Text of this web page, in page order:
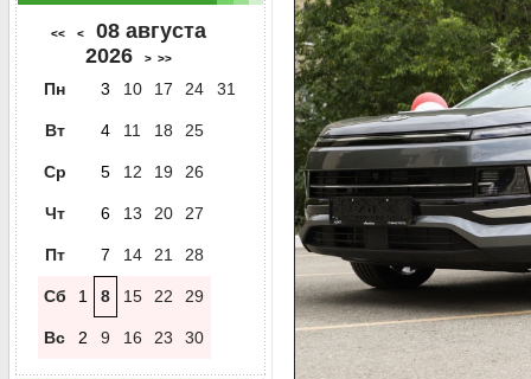
<< <
08 августа
2026
> >>
Пн 3 10 17 24 31
Вт 4 11 18 25
Ср 5 12 19 26
Чт 6 13 20 27
Пт 7 14 21 28
Сб 1 8 15 22 29
Вс 2 9 16 23 30